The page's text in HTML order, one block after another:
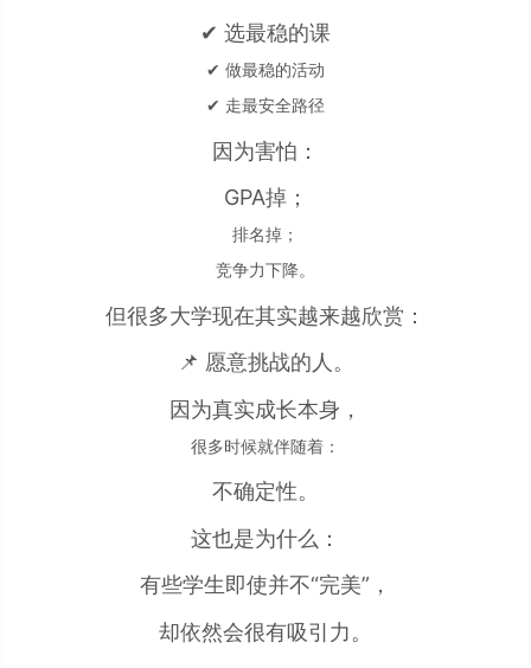
✔ 选最稳的课
✔ 做最稳的活动
✔ 走最安全路径
因为害怕：
GPA掉；
排名掉；
竞争力下降。
但很多大学现在其实越来越欣赏：
📌 愿意挑战的人。
因为真实成长本身，
很多时候就伴随着：
不确定性。
这也是为什么：
有些学生即使并不“完美”，
却依然会很有吸引力。